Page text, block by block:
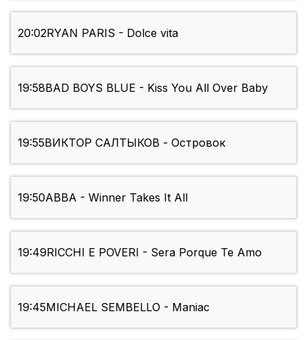
20:02RYAN PARIS - Dolce vita
19:58BAD BOYS BLUE - Kiss You All Over Baby
19:55ВИКТОР САЛТЫКОВ - Островок
19:50ABBA - Winner Takes It All
19:49RICCHI E POVERI - Sera Porque Te Amo
19:45MICHAEL SEMBELLO - Maniac